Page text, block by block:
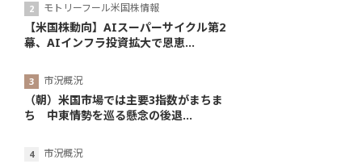
モトリーフール米国株情報
【米国株動向】AIスーパーサイクル第2
幕、AIインフラ投資拡大で恩恵...
市況概況
（朝）米国市場では主要3指数がまちま
ち 中東情勢を巡る懸念の後退...
市況概況